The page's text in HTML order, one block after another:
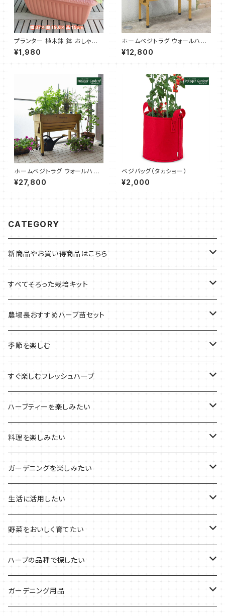
プランター 植木鉢 鉢 おしゃれ
（レリーフプランター 茶 受皿付）
¥1,980
ホームベジトラグ ウォールハガ
ー コンパクト ナチュラル（タカシ
ョー）
¥12,800
ホームベジトラグ ウォールハガ
ー S ナチュラル（タカショー）
¥27,800
ベジバッグ（タカショー）
¥2,000
CATEGORY
新商品やお買い得商品はこちら
今イチオシの商品
季節のおすすめ商品
すべてそろった栽培キット
フェルトプランターの栽培キット
ルーツポーチの栽培キット
ブリキプランターの栽培キット
木製プランターの栽培キット
プラ製プランターの栽培キット
その他のプランターの栽培キット
農場長おすすめハーブ苗セット
農場長おすすめセット
おすすめの寄せ植え
季節を楽しむ
2022年のお正月
2022年の母の日
2021年の敬老の日
2021年のハロウィン
2021年のクリスマス
すぐ楽しむフレッシュハーブ
ハーブミックス
ハーブブーケ
フレッシュハーブ
ハーブティーを楽しみたい
ハーブティーの定番ハーブ
リラックスしたい時に
シャキッとしたい時に
デトックスに
気分で香りを楽しみたい
料理を楽しみたい
料理の定番ハーブ
イタリア料理に
魚料理に
BBQ・肉料理に
サラダに使いたい
ガーデニングを楽しみたい
花を楽しみたい
カラーリーフ
ハーブガーデンづくりに
夏のハーブガーデンに
生活に活用したい
パーティーハーブ
インスタ映えハーブ
虫よけに使いたい
野菜をおいしく育てたい
トマトのコンパニオン
ジャガイモのコンパニオン
ハーブの品種で探したい
ミント・ハーブ苗
ガーデニング用品